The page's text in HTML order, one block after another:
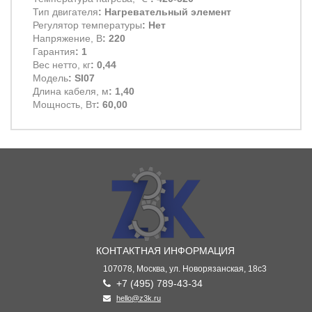
Тип двигателя: Нагревательный элемент
Регулятор температуры: Нет
Напряжение, В: 220
Гарантия: 1
Вес нетто, кг: 0,44
Модель: SI07
Длина кабеля, м: 1,40
Мощность, Вт: 60,00
КОНТАКТНАЯ ИНФОРМАЦИЯ
107078, Москва, ул. Новорязанская, 18с3
+7 (495) 789-43-34
hello@z3k.ru